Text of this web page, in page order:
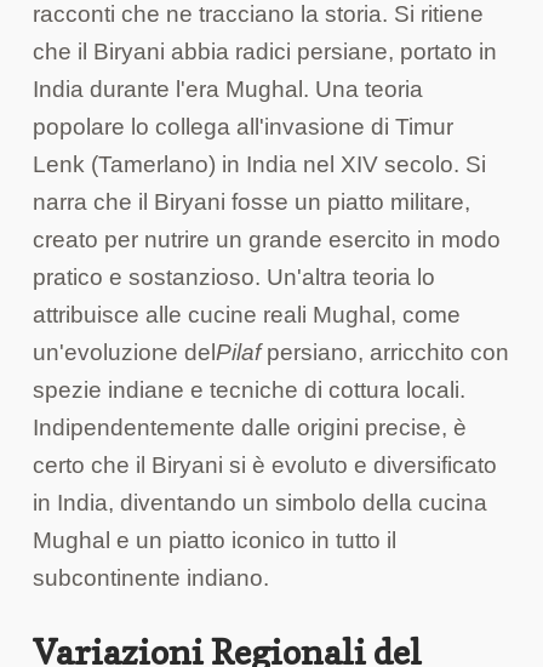
racconti che ne tracciano la storia. Si ritiene
che il Biryani abbia radici persiane, portato in
India durante l'era Mughal. Una teoria
popolare lo collega all'invasione di Timur
Lenk (Tamerlano) in India nel XIV secolo. Si
narra che il Biryani fosse un piatto militare,
creato per nutrire un grande esercito in modo
pratico e sostanzioso. Un'altra teoria lo
attribuisce alle cucine reali Mughal, come
un'evoluzione delPilafpersiano, arricchito con
spezie indiane e tecniche di cottura locali.
Indipendentemente dalle origini precise, è
certo che il Biryani si è evoluto e diversificato
in India, diventando un simbolo della cucina
Mughal e un piatto iconico in tutto il
subcontinente indiano.
Variazioni Regionali del